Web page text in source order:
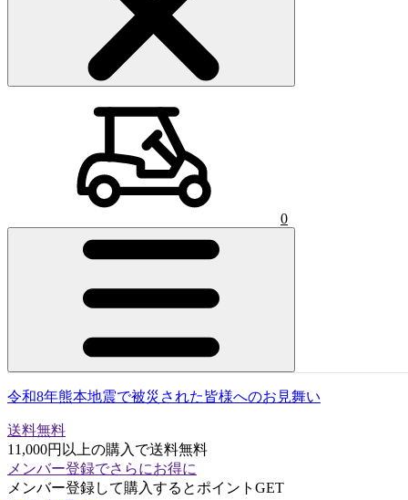
ショッピングカート 0)
0
令和8年熊本地震で被災された皆様へのお見舞い
送料無料
11,000円以上の購入で送料無料
メンバー登録でさらにお得に
メンバー登録して購入するとポイントGET